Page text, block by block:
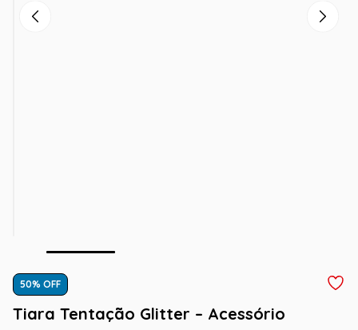
50% OFF
Tiara Tentação Glitter – Acessório